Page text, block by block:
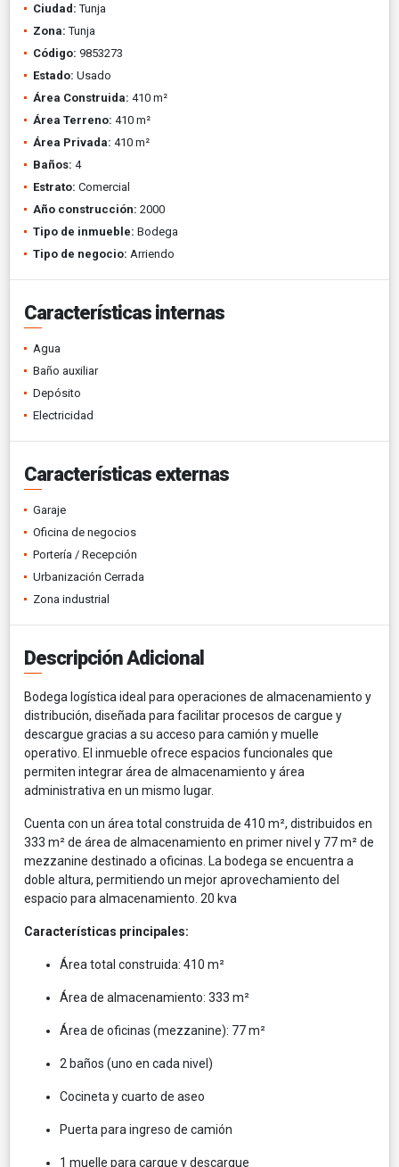
Ciudad: Tunja
Zona: Tunja
Código: 9853273
Estado: Usado
Área Construida: 410 m²
Área Terreno: 410 m²
Área Privada: 410 m²
Baños: 4
Estrato: Comercial
Año construcción: 2000
Tipo de inmueble: Bodega
Tipo de negocio: Arriendo
Características internas
Agua
Baño auxiliar
Depósito
Electricidad
Características externas
Garaje
Oficina de negocios
Portería / Recepción
Urbanización Cerrada
Zona industrial
Descripción Adicional
Bodega logística ideal para operaciones de almacenamiento y
distribución, diseñada para facilitar procesos de cargue y
descargue gracias a su acceso para camión y muelle
operativo. El inmueble ofrece espacios funcionales que
permiten integrar área de almacenamiento y área
administrativa en un mismo lugar.
Cuenta con un área total construida de 410 m², distribuidos en
333 m² de área de almacenamiento en primer nivel y 77 m² de
mezzanine destinado a oficinas. La bodega se encuentra a
doble altura, permitiendo un mejor aprovechamiento del
espacio para almacenamiento. 20 kva
Características principales:
Área total construida: 410 m²
Área de almacenamiento: 333 m²
Área de oficinas (mezzanine): 77 m²
2 baños (uno en cada nivel)
Cocineta y cuarto de aseo
Puerta para ingreso de camión
1 muelle para cargue y descargue